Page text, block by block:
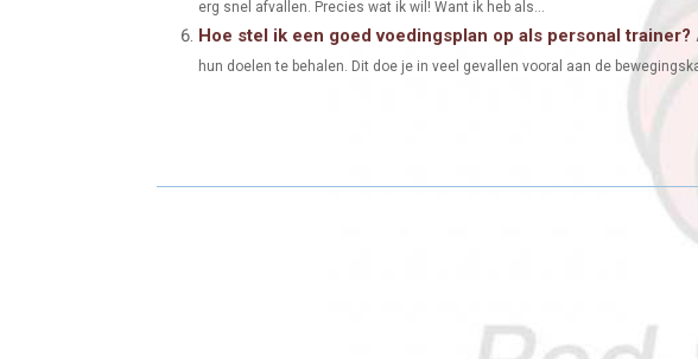
erg snel afvallen. Precies wat ik wil! Want ik heb als...
Hoe stel ik een goed voedingsplan op als personal trainer?
hun doelen te behalen. Dit doe je in veel gevallen vooral aan de